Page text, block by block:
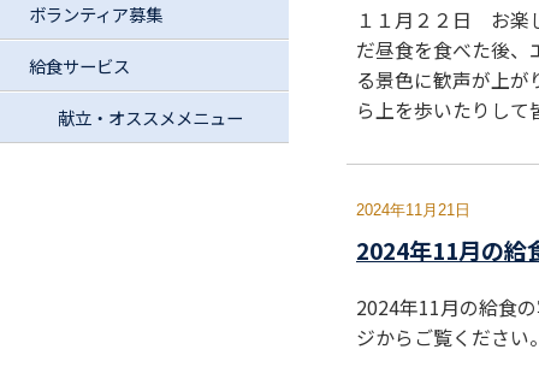
ボランティア募集
給食サービス
献立・オススメメニュー
１１月２２日 お楽
だ昼食を食べた後、
る景色に歓声が上
ら上を歩いたりし
2024年11月21日
2024年11月の給
2024年11月の給食
ジからご覧ください